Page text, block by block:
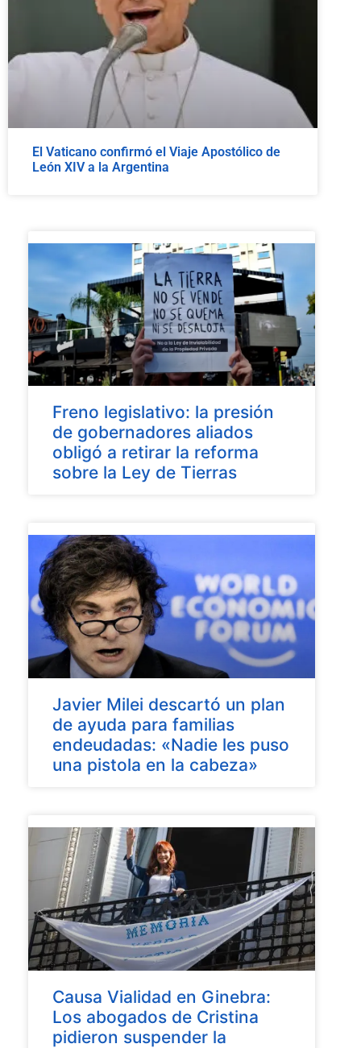
El Vaticano confirmó el Viaje Apostólico de
León XIV a la Argentina
Freno legislativo: la presión
de gobernadores aliados
obligó a retirar la reforma
sobre la Ley de Tierras
Javier Milei descartó un plan
de ayuda para familias
endeudadas: «Nadie les puso
una pistola en la cabeza»
Causa Vialidad en Ginebra:
Los abogados de Cristina
pidieron suspender la